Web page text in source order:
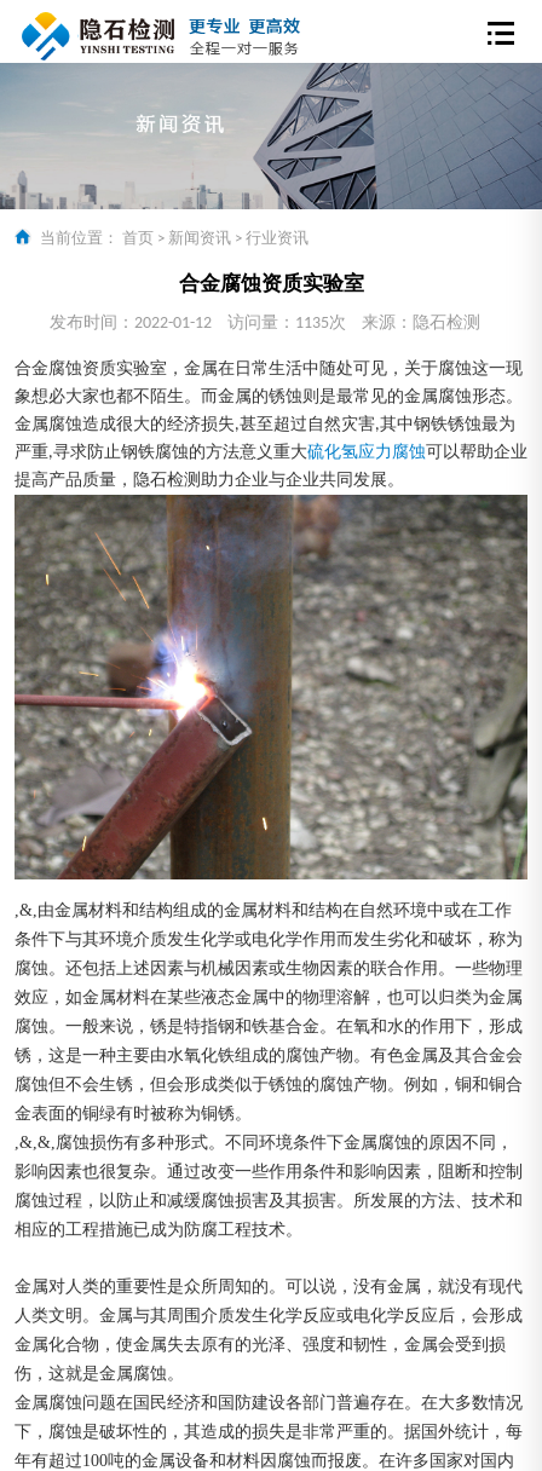
当前位置： 首页 > 新闻资讯 > 行业资讯
合金腐蚀资质实验室
发布时间：2022-01-12 访问量：1135次 来源：隐石检测
合金腐蚀资质实验室，金属在日常生活中随处可见，关于腐蚀这一现
象想必大家也都不陌生。而金属的锈蚀则是最常见的金属腐蚀形态。
金属腐蚀造成很大的经济损失,甚至超过自然灾害,其中钢铁锈蚀最为
严重,寻求防止钢铁腐蚀的方法意义重大硫化氢应力腐蚀 可以帮助企业
提高产品质量，隐石检测助力企业与企业共同发展。
,&,由金属材料和结构组成的金属材料和结构在自然环境中或在工作
条件下与其环境介质发生化学或电化学作用而发生劣化和破坏，称为
腐蚀。还包括上述因素与机械因素或生物因素的联合作用。一些物理
效应，如金属材料在某些液态金属中的物理溶解，也可以归类为金属
腐蚀。一般来说，锈是特指钢和铁基合金。在氧和水的作用下，形成
锈，这是一种主要由水氧化铁组成的腐蚀产物。有色金属及其合金会
腐蚀但不会生锈，但会形成类似于锈蚀的腐蚀产物。例如，铜和铜合
金表面的铜绿有时被称为铜锈。
,&,&,腐蚀损伤有多种形式。不同环境条件下金属腐蚀的原因不同，
影响因素也很复杂。通过改变一些作用条件和影响因素，阻断和控制
腐蚀过程，以防止和减缓腐蚀损害及其损害。所发展的方法、技术和
相应的工程措施已成为防腐工程技术。
金属对人类的重要性是众所周知的。可以说，没有金属，就没有现代
人类文明。金属与其周围介质发生化学反应或电化学反应后，会形成
金属化合物，使金属失去原有的光泽、强度和韧性，金属会受到损
伤，这就是金属腐蚀。
金属腐蚀问题在国民经济和国防建设各部门普遍存在。在大多数情况
下，腐蚀是破坏性的，其造成的损失是非常严重的。据国外统计，每
年有超过100吨的金属设备和材料因腐蚀而报废。在许多国家对国内